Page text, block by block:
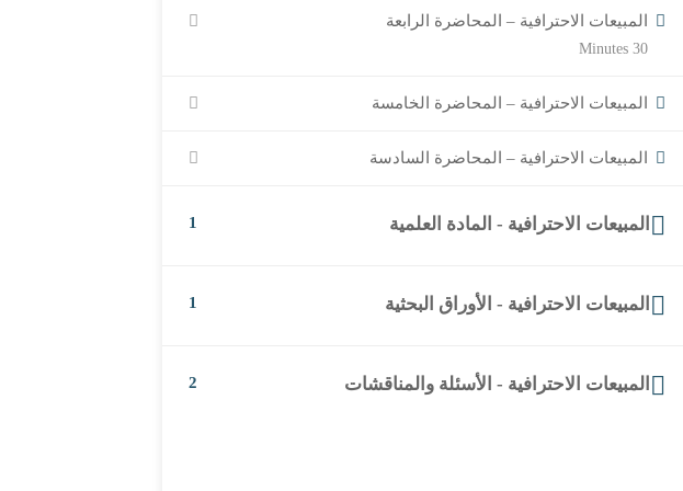
المبيعات الاحترافية – المحاضرة الرابعة
30 Minutes
المبيعات الاحترافية – المحاضرة الخامسة
المبيعات الاحترافية – المحاضرة السادسة
المبيعات الاحترافية - المادة العلمية 1
المبيعات الاحترافية - الأوراق البحثية 1
المبيعات الاحترافية - الأسئلة والمناقشات 2